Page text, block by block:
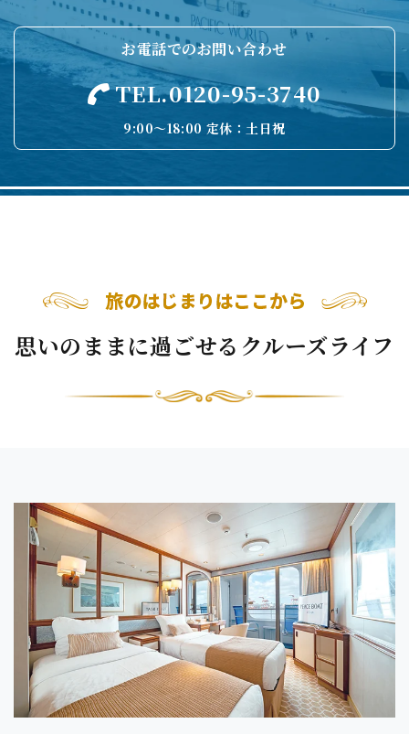
お電話でのお問い合わせ
TEL.0120-95-3740
9:00〜18:00 定休：土日祝
思いのままに過ごせるクルーズライフ